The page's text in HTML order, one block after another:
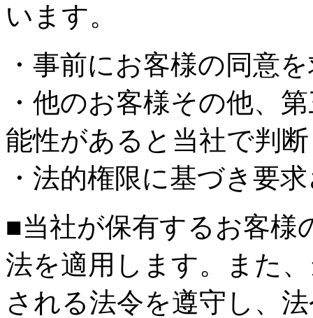
います。
・事前にお客様の同意
・他のお客様その他、
能性があると当社で判
・法的権限に基づき要
■当社が保有するお客様
法を適用します。また
される法令を遵守し、